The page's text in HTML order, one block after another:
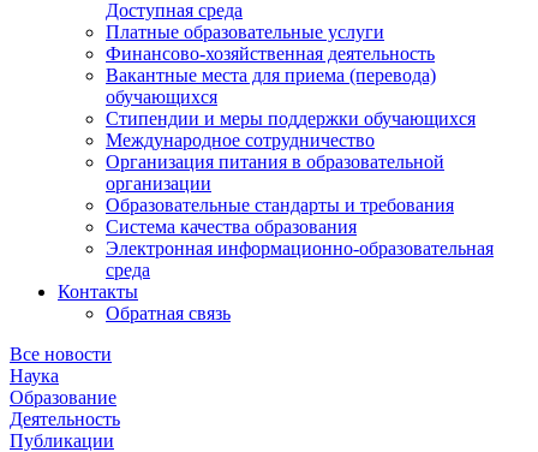
Доступная среда
Платные образовательные услуги
Финансово-хозяйственная деятельность
Вакантные места для приема (перевода)
обучающихся
Стипендии и меры поддержки обучающихся
Международное сотрудничество
Организация питания в образовательной
организации
Образовательные стандарты и требования
Система качества образования
Электронная информационно-образовательная
среда
Контакты
Обратная связь
Все новости
Наука
Образование
Деятельность
Публикации